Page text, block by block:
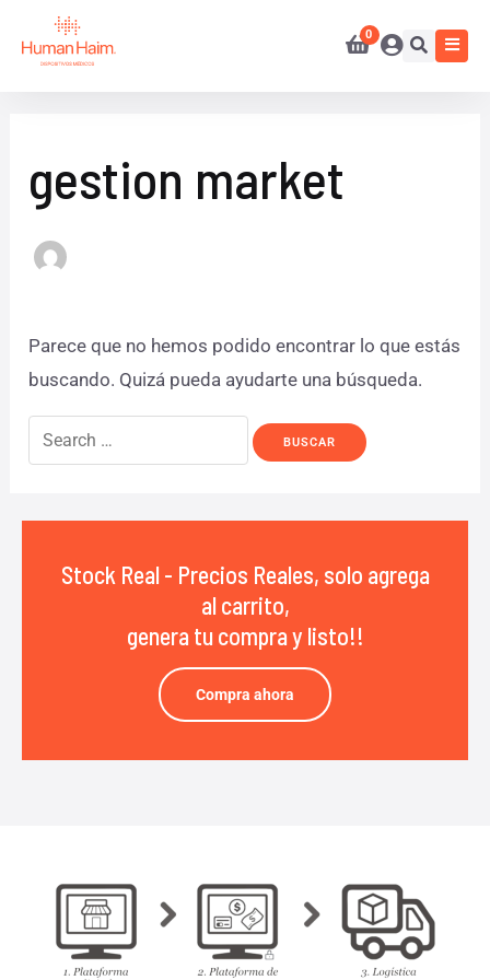
gestion market
Parece que no hemos podido encontrar lo que estás
buscando. Quizá pueda ayudarte una búsqueda.
Buscar
por:
Stock Real - Precios Reales, solo agrega
al carrito,
genera tu compra y listo!!
Compra ahora